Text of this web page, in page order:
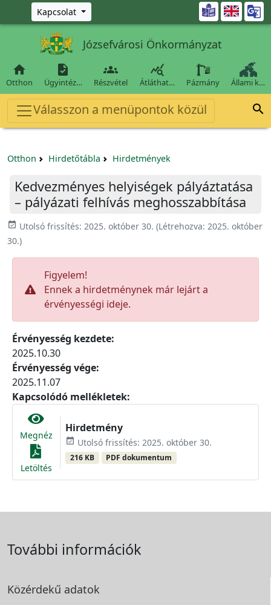
Ugrás a fő tartalomra
Kapcsolat 
Józsefvárosi Önkormányzat

Otthon

Ügyintéz…

Részvétel

Átláthat… Pázmány Állami k…
Válasszon a menüpontok közül 
Otthon Hirdetőtábla Hirdetmények
Kedvezményes helyiségek pályáztatása
– pályázati felhívás meghosszabbítása
event_available Utolsó frissítés: 2025. október 30. (Létrehozva: 2025. október
30.)
Figyelem!
Ennek a hirdetménynek már lejárt a
érvényességi ideje.
Érvényesség kezdete:
2025.10.30
Érvényesség vége:
2025.11.07
Kapcsolódó mellékletek:
Megnéz
Letöltés
Hirdetmény
event_available Utolsó frissítés: 2025. október 30.
216 KB PDF dokumentum
További információk
Közérdekű adatok